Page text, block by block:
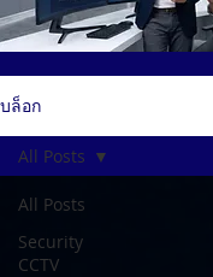
บล็อก
All Posts
Security
CCTV
All Posts